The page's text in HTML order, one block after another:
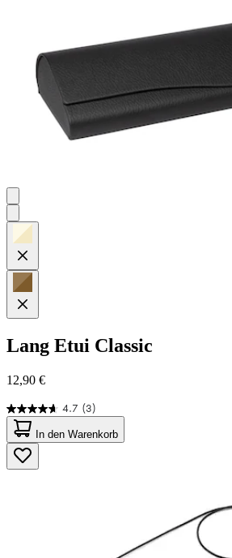
Lang Etui Classic
12,90 €
4.7 (3)
4.7
von
5
Sternen.
3
In den Warenkorb